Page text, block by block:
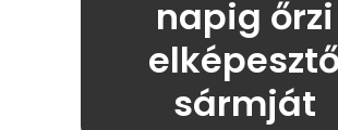
napig őrzi
sármját